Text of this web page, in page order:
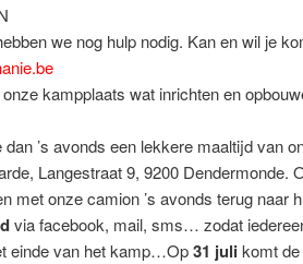
we nog hulp nodig. Kan en wil je
kampplaats wat inrichten en
’s avonds een lekkere maaltijd van
Langestraat 9, 9200 Dendermonde.
met onze camion ’s avonds terug
via facebook, mail, sms… zodat
einde van het kamp…Op31 julikomt